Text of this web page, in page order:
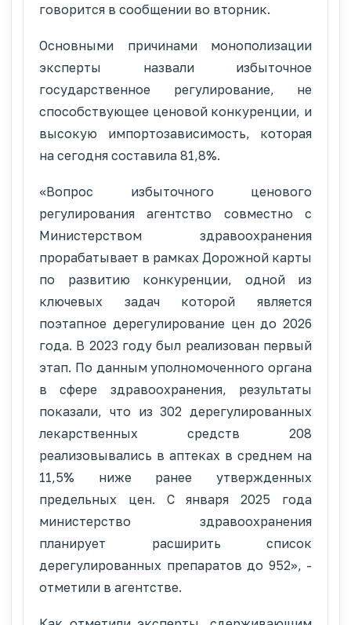
говорится в сообщении во вторник.
Основными причинами монополизации
эксперты назвали избыточное
государственное регулирование, не
способствующее ценовой конкуренции, и
высокую импортозависимость, которая
на сегодня составила 81,8%.
«Вопрос избыточного ценового
регулирования агентство совместно с
Министерством здравоохранения
прорабатывает в рамках Дорожной карты
по развитию конкуренции, одной из
ключевых задач которой является
поэтапное дерегулирование цен до 2026
года. В 2023 году был реализован первый
этап. По данным уполномоченного органа
в сфере здравоохранения, результаты
показали, что из 302 дерегулированных
лекарственных средств 208
реализовывались в аптеках в среднем на
11,5% ниже ранее утвержденных
предельных цен. С января 2025 года
министерство здравоохранения
планирует расширить список
дерегулированных препаратов до 952», -
отметили в агентстве.